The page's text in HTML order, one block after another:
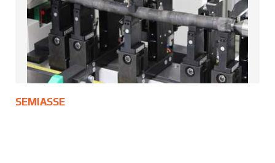
SEMIASSE